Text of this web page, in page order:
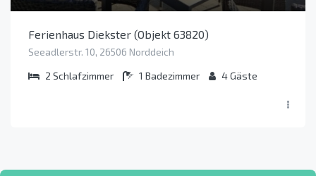
Ferienhaus Diekster (Objekt 63820)
Seeadlerstr. 10, 26506 Norddeich
2 Schlafzimmer 1 Badezimmer 4Gäste